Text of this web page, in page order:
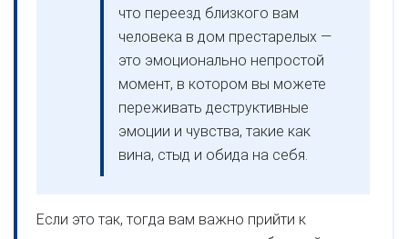
что переезд близкого вам
человека в дом престарелых —
это эмоционально непростой
момент, в котором вы можете
переживать деструктивные
эмоции и чувства, такие как
вина, стыд и обида на себя.
Если это так, тогда вам важно прийти к